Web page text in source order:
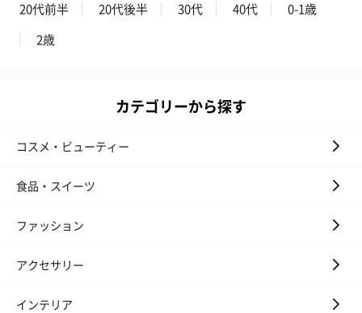
20代前半 20代後半 30代 40代
0-1歳
2歳
カテゴリーから探す
コスメ・ビューティー
食品・スイーツ
ファッション
アクセサリー
インテリア